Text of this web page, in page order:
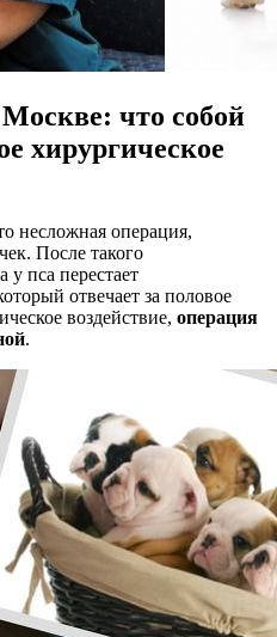
что собой
хирургическое
несложная операция,
После такого
у пса перестает
отвечает за половое
воздействие, операция
.